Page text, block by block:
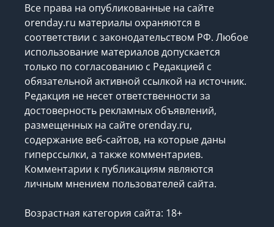
Все права на опубликованные на сайте
orenday.ru материалы охраняются в
соответствии с законодательством РФ. Любое
использование материалов допускается
только по согласованию с Редакцией с
обязательной активной ссылкой на источник.
Редакция не несет ответственности за
достоверность рекламных объявлений,
размещенных на сайте orenday.ru,
содержание веб-сайтов, на которые даны
гиперссылки, а также комментариев.
Комментарии к публикациям являются
личным мнением пользователей сайта.
Возрастная категория сайта: 18+